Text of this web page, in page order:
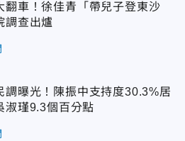
翻車！徐佳青「帶兒子登東沙
調查出爐
調曝光！陳振中支持度30.3%居
瑾9.3個百分點